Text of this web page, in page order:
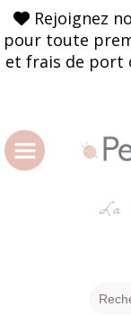
 Rejoignez
pour toute
et frais de port
La